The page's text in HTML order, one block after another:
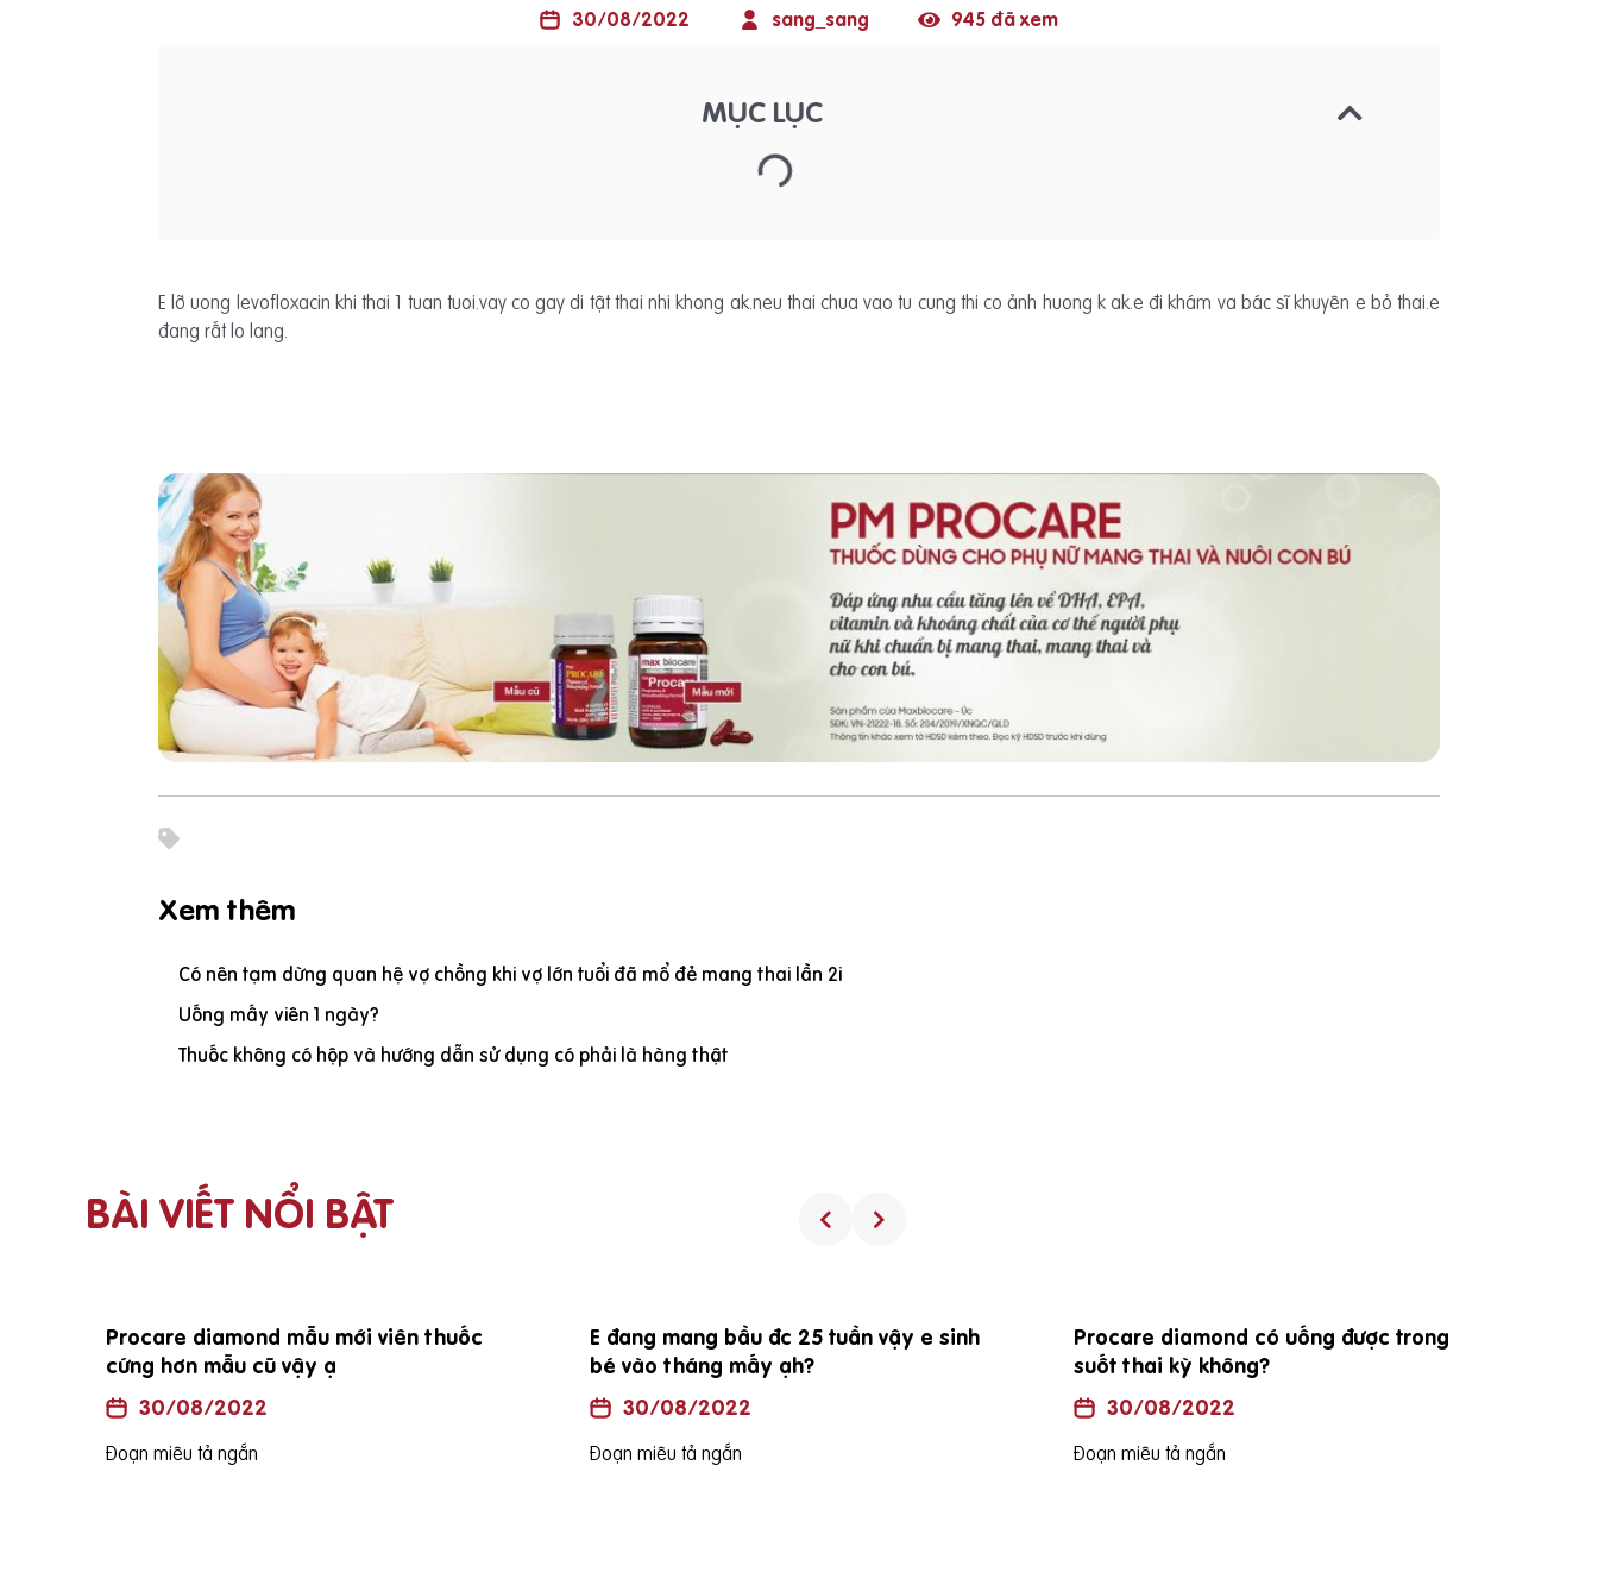
30/08/2022 sang_sang 945 đã xem
MỤC LỤC
E lỡ uong levofloxacin khi thai 1 tuan tuoi.vay co gay di tật thai nhi khong ak.neu thai chua vao tu cung thi co ảnh huong k ak.e đi khám va bác sĩ khuyên e bỏ thai.e
đang rất lo lang.
Xem thêm
Có nên tạm dừng quan hệ vợ chồng khi vợ lớn tuổi đã mổ đẻ mang thai lần 2i
Uống mấy viên 1 ngày?
Thuốc không có hộp và hướng dẫn sử dụng có phải là hàng thật
BÀI VIẾT NỔI BẬT
Procare diamond mẫu mới viên thuốc
cứng hơn mẫu cũ vậy ạ
30/08/2022
Đoạn miêu tả ngắn
E đang mang bầu đc 25 tuần vậy e sinh
bé vào tháng mấy ạh?
30/08/2022
Đoạn miêu tả ngắn
Procare diamond có uống được trong
suốt thai kỳ không?
30/08/2022
Đoạn miêu tả ngắn